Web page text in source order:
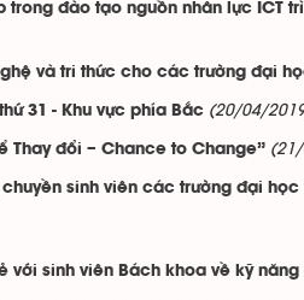
đào tạo nguồn nhân lực ICT
và tri thức cho các trường đại
31 - Khu vực phía Bắc (20/04/
Thay đổi – Chance to Change”
sinh viên các trường đại
với sinh viên Bách khoa về kỹ